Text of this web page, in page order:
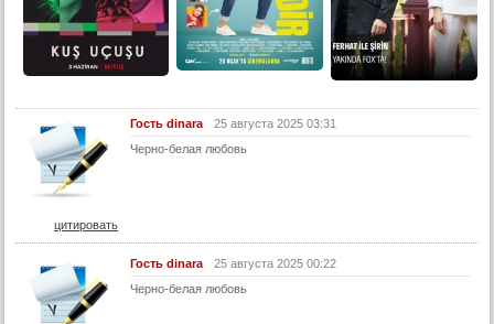
14 серия
14 серия (суб)
15 серия (суб)
16 серия
16 серия (суб)
17 серия (суб)
18 серия
18 серия (суб)
Гость dinara
25 августа 2025 03:31
Черно-белая любовь
цитировать
Гость dinara
25 августа 2025 00:22
Черно-белая любовь